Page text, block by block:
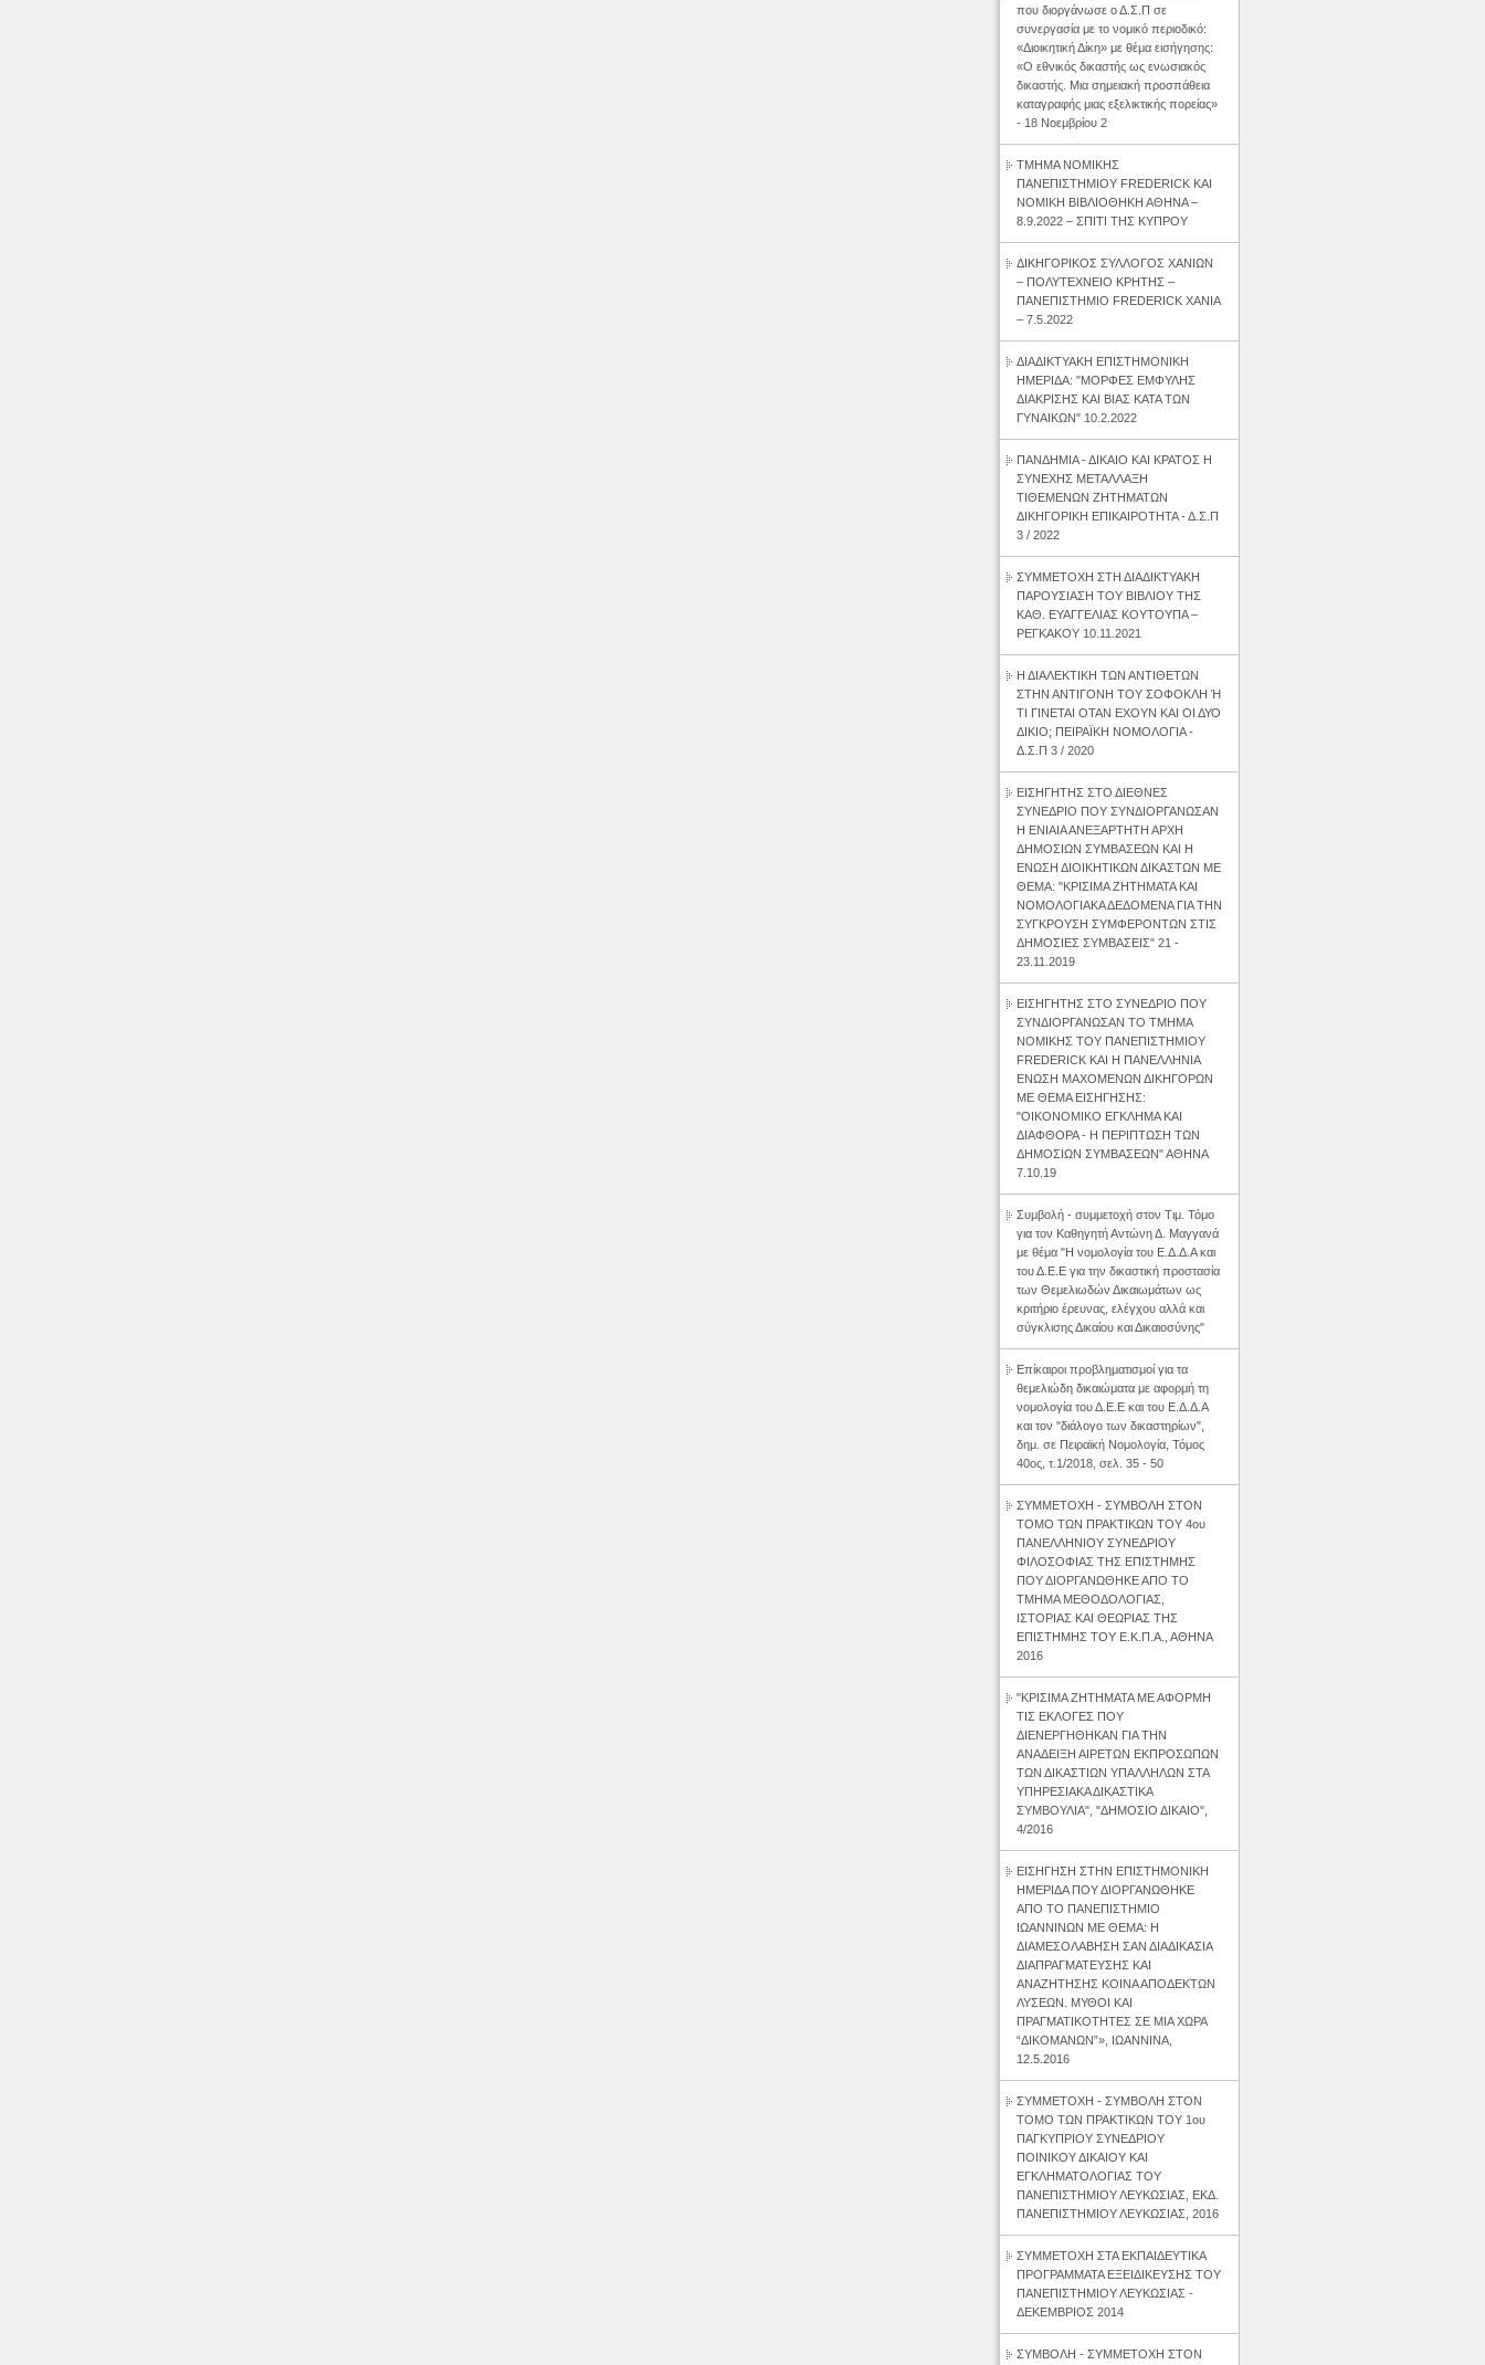
που διοργάνωσε ο Δ.Σ.Π σε
συνεργασία με το νομικό περιοδικό:
«Διοικητική Δίκη» με θέμα εισήγησης:
«Ο εθνικός δικαστής ως ενωσιακός
δικαστής. Μια σημειακή προσπάθεια
καταγραφής μιας εξελικτικής πορείας»
- 18 Νοεμβρίου 2
ΤΜΗΜΑ ΝΟΜΙΚΗΣ
ΠΑΝΕΠΙΣΤΗΜΙΟΥ FREDERICK ΚΑΙ
ΝΟΜΙΚΗ ΒΙΒΛΙΟΘΗΚΗ ΑΘΗΝΑ –
8.9.2022 – ΣΠΙΤΙ ΤΗΣ ΚΥΠΡΟΥ
ΔΙΚΗΓΟΡΙΚΟΣ ΣΥΛΛΟΓΟΣ ΧΑΝΙΩΝ
– ΠΟΛΥΤΕΧΝΕΙΟ ΚΡΗΤΗΣ –
ΠΑΝΕΠΙΣΤΗΜΙΟ FREDERICK ΧΑΝΙΑ
– 7.5.2022
ΔΙΑΔΙΚΤΥΑΚΗ ΕΠΙΣΤΗΜΟΝΙΚΗ
ΗΜΕΡΙΔΑ: "ΜΟΡΦΕΣ ΕΜΦΥΛΗΣ
ΔΙΑΚΡΙΣΗΣ ΚΑΙ ΒΙΑΣ ΚΑΤΑ ΤΩΝ
ΓΥΝΑΙΚΩΝ" 10.2.2022
ΠΑΝΔΗΜΙΑ - ΔΙΚΑΙΟ ΚΑΙ ΚΡΑΤΟΣ Η
ΣΥΝΕΧΗΣ ΜΕΤΑΛΛΑΞΗ
ΤΙΘΕΜΕΝΩΝ ΖΗΤΗΜΑΤΩΝ
ΔΙΚΗΓΟΡΙΚΗ ΕΠΙΚΑΙΡΟΤΗΤΑ - Δ.Σ.Π
3 / 2022
ΣΥΜΜΕΤΟΧΗ ΣΤΗ ΔΙΑΔΙΚΤΥΑΚΗ
ΠΑΡΟΥΣΙΑΣΗ ΤΟΥ ΒΙΒΛΙΟΥ ΤΗΣ
ΚΑΘ. ΕΥΑΓΓΕΛΙΑΣ ΚΟΥΤΟΥΠΑ –
ΡΕΓΚΑΚΟΥ 10.11.2021
Η ΔΙΑΛΕΚΤΙΚΗ ΤΩΝ ΑΝΤΙΘΕΤΩΝ
ΣΤΗΝ ΑΝΤΙΓΟΝΗ ΤΟΥ ΣΟΦΟΚΛΗ Ή
ΤΙ ΓΙΝΕΤΑΙ ΟΤΑΝ ΕΧΟΥΝ ΚΑΙ ΟΙ ΔΥΟ
ΔΙΚΙΟ; ΠΕΙΡΑΪΚΗ ΝΟΜΟΛΟΓΙΑ -
Δ.Σ.Π 3 / 2020
ΕΙΣΗΓΗΤΗΣ ΣΤΟ ΔΙΕΘΝΕΣ
ΣΥΝΕΔΡΙΟ ΠΟΥ ΣΥΝΔΙΟΡΓΑΝΩΣΑΝ
Η ΕΝΙΑΙΑ ΑΝΕΞΑΡΤΗΤΗ ΑΡΧΗ
ΔΗΜΟΣΙΩΝ ΣΥΜΒΑΣΕΩΝ ΚΑΙ Η
ΕΝΩΣΗ ΔΙΟΙΚΗΤΙΚΩΝ ΔΙΚΑΣΤΩΝ ΜΕ
ΘΕΜΑ: "ΚΡΙΣΙΜΑ ΖΗΤΗΜΑΤΑ ΚΑΙ
ΝΟΜΟΛΟΓΙΑΚΑ ΔΕΔΟΜΕΝΑ ΓΙΑ ΤΗΝ
ΣΥΓΚΡΟΥΣΗ ΣΥΜΦΕΡΟΝΤΩΝ ΣΤΙΣ
ΔΗΜΟΣΙΕΣ ΣΥΜΒΑΣΕΙΣ" 21 -
23.11.2019
ΕΙΣΗΓΗΤΗΣ ΣΤΟ ΣΥΝΕΔΡΙΟ ΠΟΥ
ΣΥΝΔΙΟΡΓΑΝΩΣΑΝ ΤΟ ΤΜΗΜΑ
ΝΟΜΙΚΗΣ ΤΟΥ ΠΑΝΕΠΙΣΤΗΜΙΟΥ
FREDERICK ΚΑΙ Η ΠΑΝΕΛΛΗΝΙΑ
ΕΝΩΣΗ ΜΑΧΟΜΕΝΩΝ ΔΙΚΗΓΟΡΩΝ
ΜΕ ΘΕΜΑ ΕΙΣΗΓΗΣΗΣ:
"ΟΙΚΟΝΟΜΙΚΟ ΕΓΚΛΗΜΑ ΚΑΙ
ΔΙΑΦΘΟΡΑ - Η ΠΕΡΙΠΤΩΣΗ ΤΩΝ
ΔΗΜΟΣΙΩΝ ΣΥΜΒΑΣΕΩΝ" ΑΘΗΝΑ
7.10.19
Συμβολή - συμμετοχή στον Τιμ. Τόμο
για τον Καθηγητή Αντώνη Δ. Μαγγανά
με θέμα "H νομολογία του Ε.Δ.Δ.Α και
του Δ.Ε.Ε για την δικαστική προστασία
των Θεμελιωδών Δικαιωμάτων ως
κριτήριο έρευνας, ελέγχου αλλά και
σύγκλισης Δικαίου και Δικαιοσύνης"
Επίκαιροι προβληματισμοί για τα
θεμελιώδη δικαιώματα με αφορμή τη
νομολογία του Δ.Ε.Ε και του Ε.Δ.Δ.Α
και τον "διάλογο των δικαστηρίων",
δημ. σε Πειραϊκή Νομολογία, Τόμος
40ος, τ.1/2018, σελ. 35 - 50
ΣΥΜΜΕΤΟΧΗ - ΣΥΜΒΟΛΗ ΣΤΟΝ
ΤΟΜΟ ΤΩΝ ΠΡΑΚΤΙΚΩΝ ΤΟΥ 4ου
ΠΑΝΕΛΛΗΝΙΟΥ ΣΥΝΕΔΡΙΟΥ
ΦΙΛΟΣΟΦΙΑΣ ΤΗΣ ΕΠΙΣΤΗΜΗΣ
ΠΟΥ ΔΙΟΡΓΑΝΩΘΗΚΕ ΑΠΟ ΤΟ
ΤΜΗΜΑ ΜΕΘΟΔΟΛΟΓΙΑΣ,
ΙΣΤΟΡΙΑΣ ΚΑΙ ΘΕΩΡΙΑΣ ΤΗΣ
ΕΠΙΣΤΗΜΗΣ ΤΟΥ Ε.Κ.Π.Α., ΑΘΗΝΑ
2016
"ΚΡΙΣΙΜΑ ΖΗΤΗΜΑΤΑ ΜΕ ΑΦΟΡΜΗ
ΤΙΣ ΕΚΛΟΓΕΣ ΠΟΥ
ΔΙΕΝΕΡΓΗΘΗΚΑΝ ΓΙΑ ΤΗΝ
ΑΝΑΔΕΙΞΗ ΑΙΡΕΤΩΝ ΕΚΠΡΟΣΩΠΩΝ
ΤΩΝ ΔΙΚΑΣΤΙΩΝ ΥΠΑΛΛΗΛΩΝ ΣΤΑ
ΥΠΗΡΕΣΙΑΚΑ ΔΙΚΑΣΤΙΚΑ
ΣΥΜΒΟΥΛΙΑ", "ΔΗΜΟΣΙΟ ΔΙΚΑΙΟ",
4/2016
ΕΙΣΗΓΗΣΗ ΣΤΗΝ ΕΠΙΣΤΗΜΟΝΙΚΗ
ΗΜΕΡΙΔΑ ΠΟΥ ΔΙΟΡΓΑΝΩΘΗΚΕ
ΑΠΟ ΤΟ ΠΑΝΕΠΙΣΤΗΜΙΟ
ΙΩΑΝΝΙΝΩΝ ΜΕ ΘΕΜΑ: Η
ΔΙΑΜΕΣΟΛΑΒΗΣΗ ΣΑΝ ΔΙΑΔΙΚΑΣΙΑ
ΔΙΑΠΡΑΓΜΑΤΕΥΣΗΣ ΚΑΙ
ΑΝΑΖΗΤΗΣΗΣ ΚΟΙΝΑ ΑΠΟΔΕΚΤΩΝ
ΛΥΣΕΩΝ. ΜΥΘΟΙ ΚΑΙ
ΠΡΑΓΜΑΤΙΚΟΤΗΤΕΣ ΣΕ ΜΙΑ ΧΩΡΑ
“ΔΙΚΟΜΑΝΩΝ”», ΙΩΑΝΝΙΝΑ,
12.5.2016
ΣΥΜΜΕΤΟΧΗ - ΣΥΜΒΟΛΗ ΣΤΟΝ
ΤΟΜΟ ΤΩΝ ΠΡΑΚΤΙΚΩΝ ΤΟΥ 1ου
ΠΑΓΚΥΠΡΙΟΥ ΣΥΝΕΔΡΙΟΥ
ΠΟΙΝΙΚΟΥ ΔΙΚΑΙΟΥ ΚΑΙ
ΕΓΚΛΗΜΑΤΟΛΟΓΙΑΣ ΤΟΥ
ΠΑΝΕΠΙΣΤΗΜΙΟΥ ΛΕΥΚΩΣΙΑΣ, ΕΚΔ.
ΠΑΝΕΠΙΣΤΗΜΙΟΥ ΛΕΥΚΩΣΙΑΣ, 2016
ΣΥΜΜΕΤΟΧΗ ΣΤΑ ΕΚΠΑΙΔΕΥΤΙΚΑ
ΠΡΟΓΡΑΜΜΑΤΑ ΕΞΕΙΔΙΚΕΥΣΗΣ ΤΟΥ
ΠΑΝΕΠΙΣΤΗΜΙΟΥ ΛΕΥΚΩΣΙΑΣ -
ΔΕΚΕΜΒΡΙΟΣ 2014
ΣΥΜΒΟΛΗ - ΣΥΜΜΕΤΟΧΗ ΣΤΟΝ